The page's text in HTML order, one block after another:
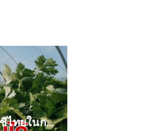
post:
(คลิป) แจกสูตร การปลูกผักชีไทยในกระถาง ให้งอก 100% ปลูกกินก็ได้ปลูกขายก็รวย